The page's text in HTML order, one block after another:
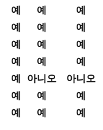
예 예
예
예 예
예
예 예
예
예 예
예
예 아니오
아니오
예 예
예
예 예 예